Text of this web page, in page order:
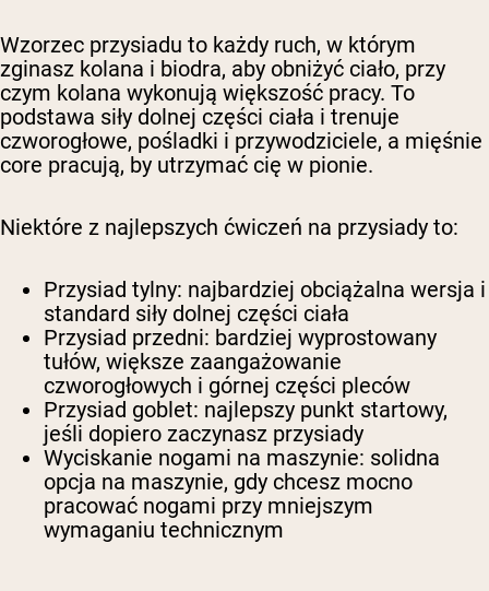
Wzorzec przysiadu to każdy ruch, w którym
zginasz kolana i biodra, aby obniżyć ciało, przy
czym kolana wykonują większość pracy. To
podstawa siły dolnej części ciała i trenuje
czworogłowe, pośladki i przywodziciele, a mięśnie
core pracują, by utrzymać cię w pionie.
Niektóre z najlepszych ćwiczeń na przysiady to:
Przysiad tylny: najbardziej obciążalna wersja i
standard siły dolnej części ciała
Przysiad przedni: bardziej wyprostowany
tułów, większe zaangażowanie
czworogłowych i górnej części pleców
Przysiad goblet: najlepszy punkt startowy,
jeśli dopiero zaczynasz przysiady
Wyciskanie nogami na maszynie: solidna
opcja na maszynie, gdy chcesz mocno
pracować nogami przy mniejszym
wymaganiu technicznym